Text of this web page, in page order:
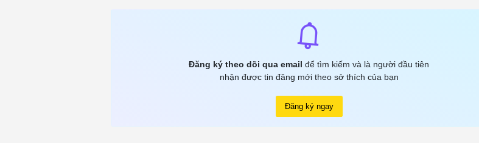
Đăng ký theo dõi qua email để tìm kiếm và là người đầu tiên
nhận được tin đăng mới theo sở thích của bạn
Đăng ký ngay